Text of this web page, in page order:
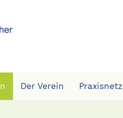
Der Verein Praxisnetz